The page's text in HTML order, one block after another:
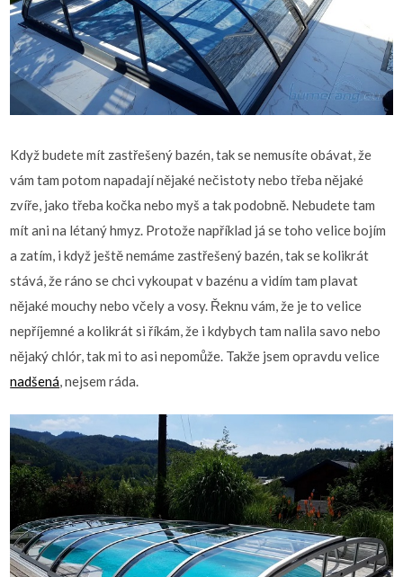
Když budete mít zastřešený bazén, tak se nemusíte obávat, že
vám tam potom napadají nějaké nečistoty nebo třeba nějaké
zvíře, jako třeba kočka nebo myš a tak podobně. Nebudete tam
mít ani na létaný hmyz. Protože například já se toho velice bojím
a zatím, i když ještě nemáme zastřešený bazén, tak se kolikrát
stává, že ráno se chci vykoupat v bazénu a vidím tam plavat
nějaké mouchy nebo včely a vosy. Řeknu vám, že je to velice
nepříjemné a kolikrát si říkám, že i kdybych tam nalila savo nebo
nějaký chlór, tak mi to asi nepomůže. Takže jsem opravdu velice
nadšená, nejsem ráda.